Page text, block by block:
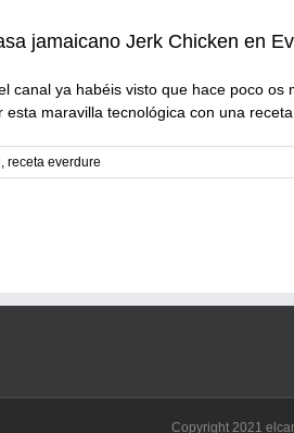
jamaicano Jerk Chicken en
canal ya habéis visto que hace poco
maravilla tecnológica con una
, receta everdure
Copyright 2021